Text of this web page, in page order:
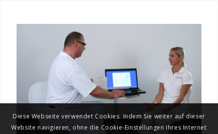
Diese Webseite verwendet Cookies. Indem Sie weiter auf dieser
Website navigieren, ohne die Cookie-Einstellungen Ihres Internet